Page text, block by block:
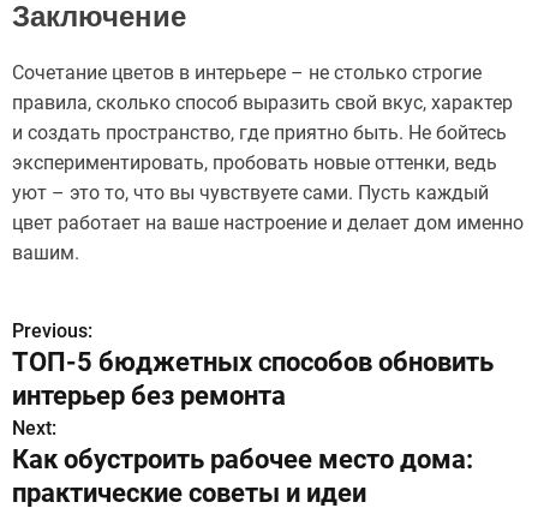
Заключение
Сочетание цветов в интерьере – не столько строгие
правила, сколько способ выразить свой вкус, характер
и создать пространство, где приятно быть. Не бойтесь
экспериментировать, пробовать новые оттенки, ведь
уют – это то, что вы чувствуете сами. Пусть каждый
цвет работает на ваше настроение и делает дом именно
вашим.
Н
а
в
и
Previous:
ТОП-5 бюджетных способов обновить
интерьер без ремонта
Next:
Как обустроить рабочее место дома:
практические советы и идеи